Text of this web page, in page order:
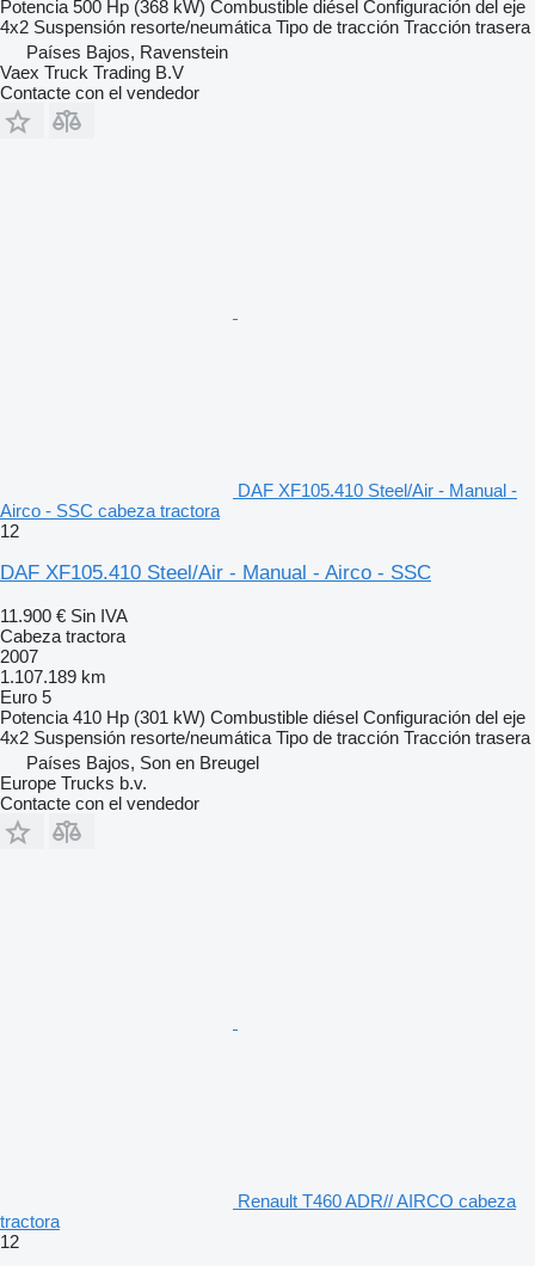
Potencia 500 Hp (368 kW) Combustible diésel Configuración del eje
4x2 Suspensión resorte/neumática Tipo de tracción Tracción trasera
Países Bajos, Ravenstein
Vaex Truck Trading B.V
Contacte con el vendedor
DAF XF105.410 Steel/Air - Manual -
Airco - SSC cabeza tractora
12
DAF XF105.410 Steel/Air - Manual - Airco - SSC
11.900 € Sin IVA
Cabeza tractora
2007
1.107.189 km
Euro 5
Potencia 410 Hp (301 kW) Combustible diésel Configuración del eje
4x2 Suspensión resorte/neumática Tipo de tracción Tracción trasera
Países Bajos, Son en Breugel
Europe Trucks b.v.
Contacte con el vendedor
Renault T460 ADR// AIRCO cabeza
tractora
12